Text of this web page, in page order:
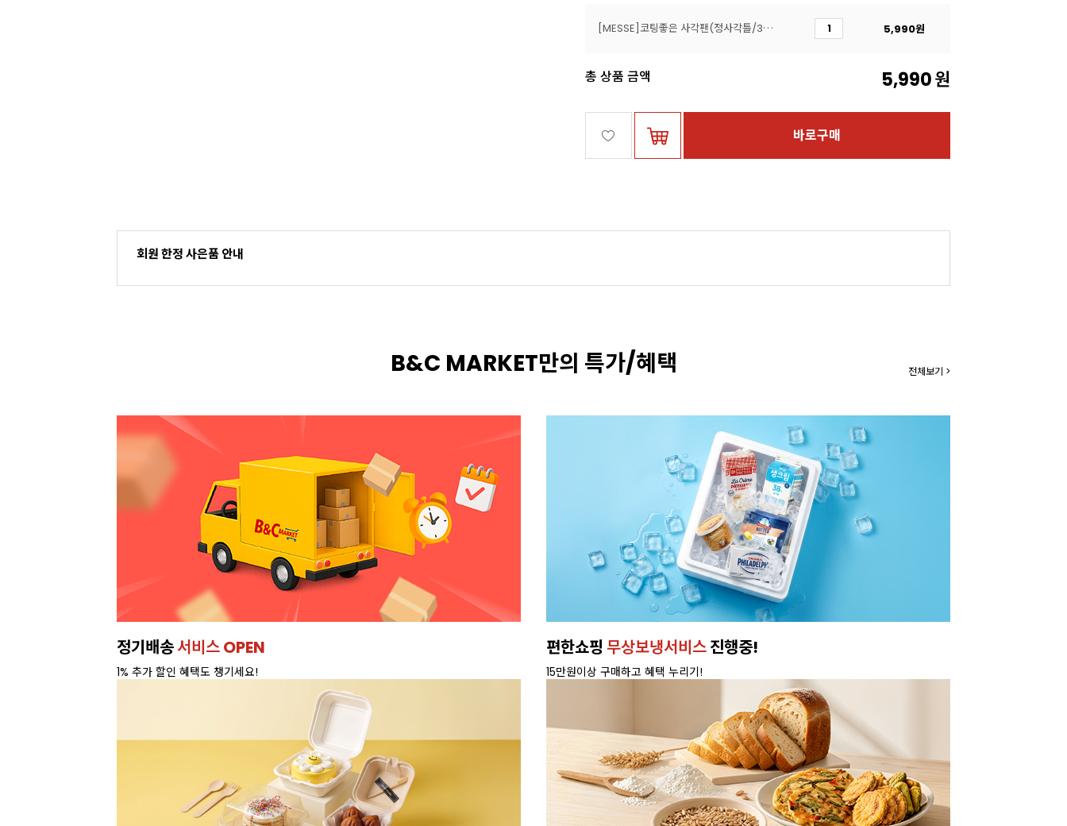
[MESSE]코팅좋은 사각팬(정사각틀/3호/21.5x21.5cm) 5,990원
총 상품 금액 5,990원
바로구매
회원 한정 사은품 안내
B&C MARKET만의 특가/혜택 전체보기 >
정기배송서비스 OPEN
1% 추가 할인 혜택도 챙기세요!
편한쇼핑 무상보냉서비스진행중!
15만원이상 구매하고 혜택 누리기!